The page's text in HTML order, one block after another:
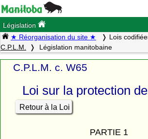
Législation
★ Réorganisation du site ★ Lois
C.P.L.M.
Législation manitobaine
C.P.L.M. c. W65
Loi sur la protection
Retour à la Loi
PARTIE 1